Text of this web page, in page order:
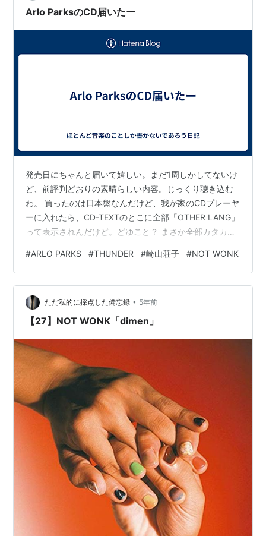
なり…
Arlo ParksのCD届いたー
発売日にちゃんと届いて嬉しい。まだ1周しかしてないけ
ど、前評判どおりの素晴らしい内容。じっくり聴き込む
わ。 買ったのは日本盤なんだけど、我が家のCDプレーヤ
ーに入れたら、CD-TEXTのとこに全部「OTHER LANG」
って表示されんだけど。どゆこと？ まさか全部カタカナ
ーヤーがどうした、CD-TEXTがどうした、なんて言って
るのはオレだけだろうな。ｗ 次はCOMMONの新作が届
くはず。楽しみ。 あと、こないだのMAXIMUM POWER
ROCK TODAYを最初の2時間だけ聴いたんだけど、一発
目のラインバスター応募したのが当選した。T…
#ARLO PARKS #THUNDER #崎山荘子 #NOT WONK
ただ私的に採点した備忘録 • 5年前
【27】NOT WONK「dimen」